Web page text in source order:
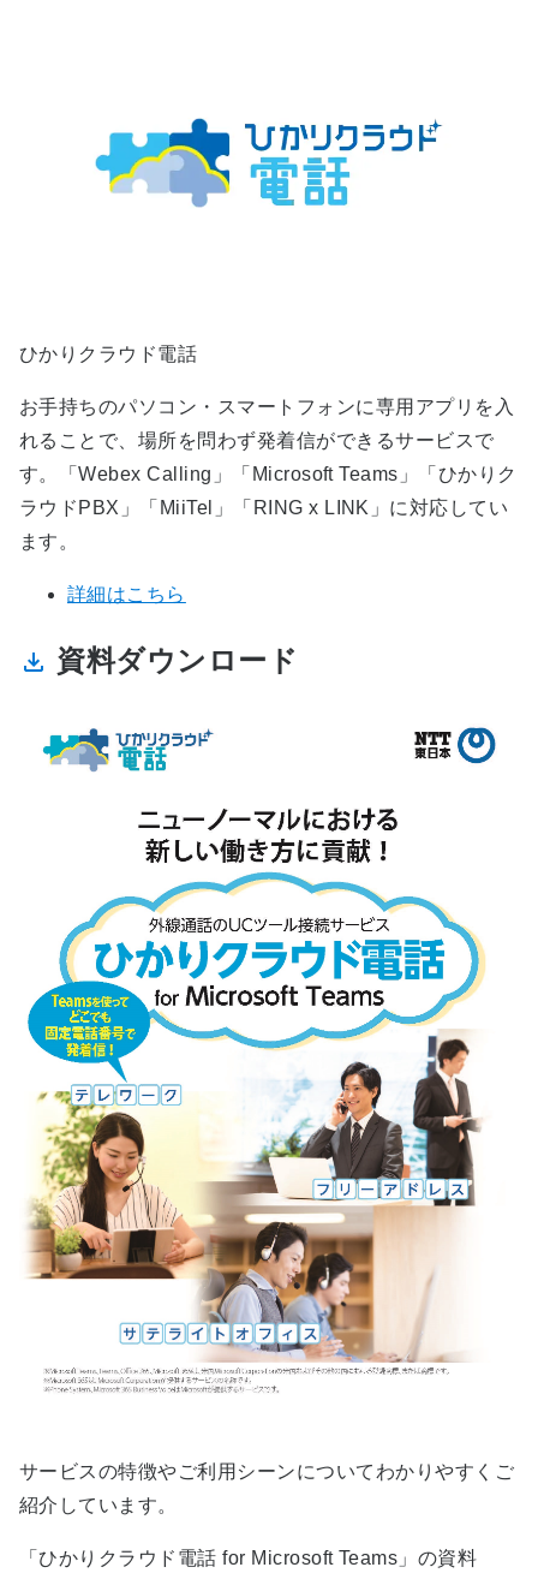
ひかりクラウド電話
お手持ちのパソコン・スマートフォンに専用アプリを入
れることで、場所を問わず発着信ができるサービスで
す。「Webex Calling」「Microsoft Teams」「ひかりク
ラウドPBX」「MiiTel」「RING x LINK」に対応してい
ます。
詳細はこちら
資料ダウンロード
サービスの特徴やご利用シーンについてわかりやすくご
紹介しています。
「ひかりクラウド電話 for Microsoft Teams」の資料